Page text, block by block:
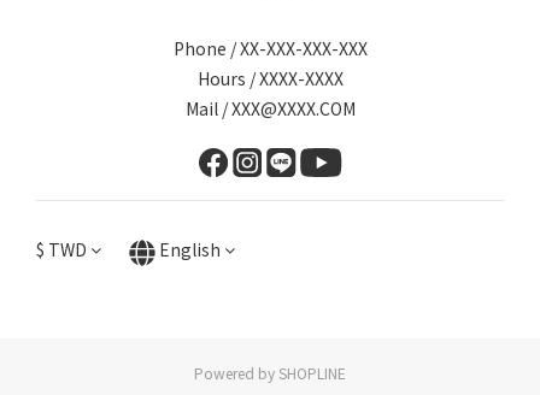
Phone / XX-XXX-XXX-XXX
Hours / XXXX-XXXX
Mail / XXX@XXXX.COM
$ TWD English
Powered by SHOPLINE